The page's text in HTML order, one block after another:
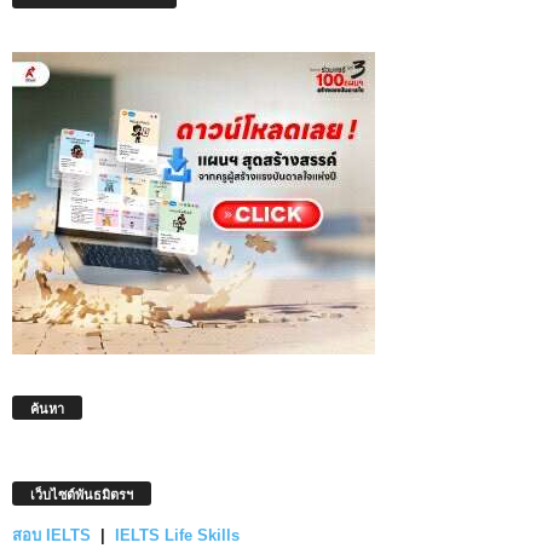
ค้นหา
เว็บไซต์พันธมิตรฯ
สอบ IELTS IELTS Life Skills